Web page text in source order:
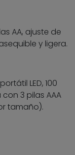
AA, ajuste de
y ligera.
LED, 100
3 pilas AAA
tamaño).